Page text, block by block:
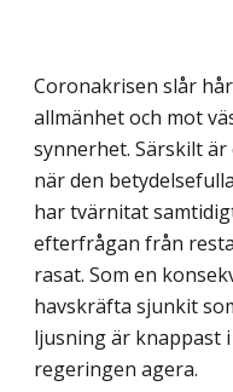
Coronakrisen slår
allmänhet och mot
synnerhet. Särskilt
när den
har tvärnitat
efterfrågan från
rasat. Som en
havskräfta sjunkit
ljusning är knappast
regeringen agera.